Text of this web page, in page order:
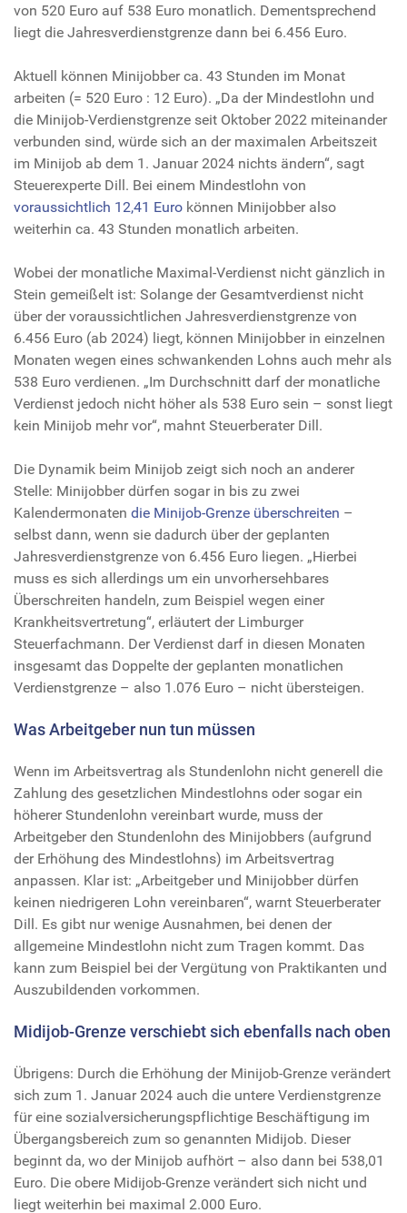
von 520 Euro auf 538 Euro monatlich. Dementsprechend
liegt die Jahresverdienstgrenze dann bei 6.456 Euro.
Aktuell können Minijobber ca. 43 Stunden im Monat
arbeiten (= 520 Euro : 12 Euro). „Da der Mindestlohn und
die Minijob-Verdienstgrenze seit Oktober 2022 miteinander
verbunden sind, würde sich an der maximalen Arbeitszeit
im Minijob ab dem 1. Januar 2024 nichts ändern“, sagt
Steuerexperte Dill. Bei einem Mindestlohn von
voraussichtlich 12,41 Euro können Minijobber also
weiterhin ca. 43 Stunden monatlich arbeiten.
Wobei der monatliche Maximal-Verdienst nicht gänzlich in
Stein gemeißelt ist: Solange der Gesamtverdienst nicht
über der voraussichtlichen Jahresverdienstgrenze von
6.456 Euro (ab 2024) liegt, können Minijobber in einzelnen
Monaten wegen eines schwankenden Lohns auch mehr als
538 Euro verdienen. „Im Durchschnitt darf der monatliche
Verdienst jedoch nicht höher als 538 Euro sein – sonst liegt
kein Minijob mehr vor“, mahnt Steuerberater Dill.
Die Dynamik beim Minijob zeigt sich noch an anderer
Stelle: Minijobber dürfen sogar in bis zu zwei
Kalendermonaten die Minijob-Grenze überschreiten –
selbst dann, wenn sie dadurch über der geplanten
Jahresverdienstgrenze von 6.456 Euro liegen. „Hierbei
muss es sich allerdings um ein unvorhersehbares
Überschreiten handeln, zum Beispiel wegen einer
Krankheitsvertretung“, erläutert der Limburger
Steuerfachmann. Der Verdienst darf in diesen Monaten
insgesamt das Doppelte der geplanten monatlichen
Verdienstgrenze – also 1.076 Euro – nicht übersteigen.
Was Arbeitgeber nun tun müssen
Wenn im Arbeitsvertrag als Stundenlohn nicht generell die
Zahlung des gesetzlichen Mindestlohns oder sogar ein
höherer Stundenlohn vereinbart wurde, muss der
Arbeitgeber den Stundenlohn des Minijobbers (aufgrund
der Erhöhung des Mindestlohns) im Arbeitsvertrag
anpassen. Klar ist: „Arbeitgeber und Minijobber dürfen
keinen niedrigeren Lohn vereinbaren“, warnt Steuerberater
Dill. Es gibt nur wenige Ausnahmen, bei denen der
allgemeine Mindestlohn nicht zum Tragen kommt. Das
kann zum Beispiel bei der Vergütung von Praktikanten und
Auszubildenden vorkommen.
Midijob-Grenze verschiebt sich ebenfalls nach oben
Übrigens: Durch die Erhöhung der Minijob-Grenze verändert
sich zum 1. Januar 2024 auch die untere Verdienstgrenze
für eine sozialversicherungspflichtige Beschäftigung im
Übergangsbereich zum so genannten Midijob. Dieser
beginnt da, wo der Minijob aufhört – also dann bei 538,01
Euro. Die obere Midijob-Grenze verändert sich nicht und
liegt weiterhin bei maximal 2.000 Euro.